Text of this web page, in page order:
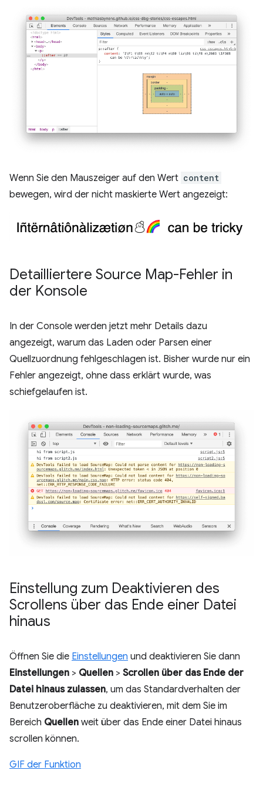
Wenn Sie den Mauszeiger auf den Wert content
bewegen, wird der nicht maskierte Wert angezeigt:
Detailliertere Source Map-Fehler in
der Konsole
In der Console werden jetzt mehr Details dazu
angezeigt, warum das Laden oder Parsen einer
Quellzuordnung fehlgeschlagen ist. Bisher wurde nur ein
Fehler angezeigt, ohne dass erklärt wurde, was
schiefgelaufen ist.
Einstellung zum Deaktivieren des
Scrollens über das Ende einer Datei
hinaus
Öffnen Sie die Einstellungen und deaktivieren Sie dann
Einstellungen > Quellen > Scrollen über das Ende der
Datei hinaus zulassen, um das Standardverhalten der
Benutzeroberfläche zu deaktivieren, mit dem Sie im
Bereich Quellen weit über das Ende einer Datei hinaus
scrollen können.
GIF der Funktion